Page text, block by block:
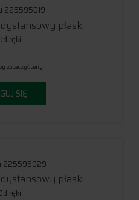
225595019
płaski
ręki
zobaczyć ceny
SIĘ
225595029
płaski
ręki